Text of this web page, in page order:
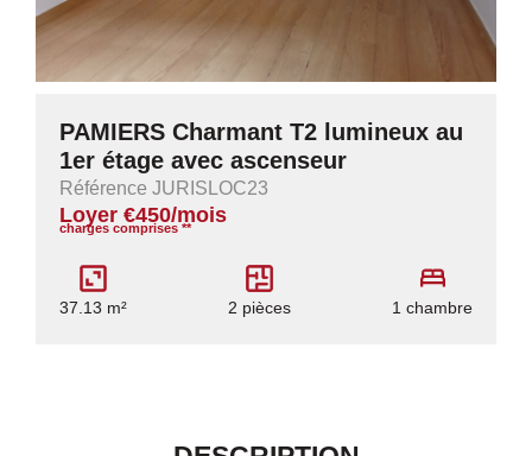
PAMIERS Charmant T2 lumineux au
1er étage avec ascenseur
Référence JURISLOC23
Loyer €450/mois
charges comprises **
37.13 m² 2 pièces 1 chambre